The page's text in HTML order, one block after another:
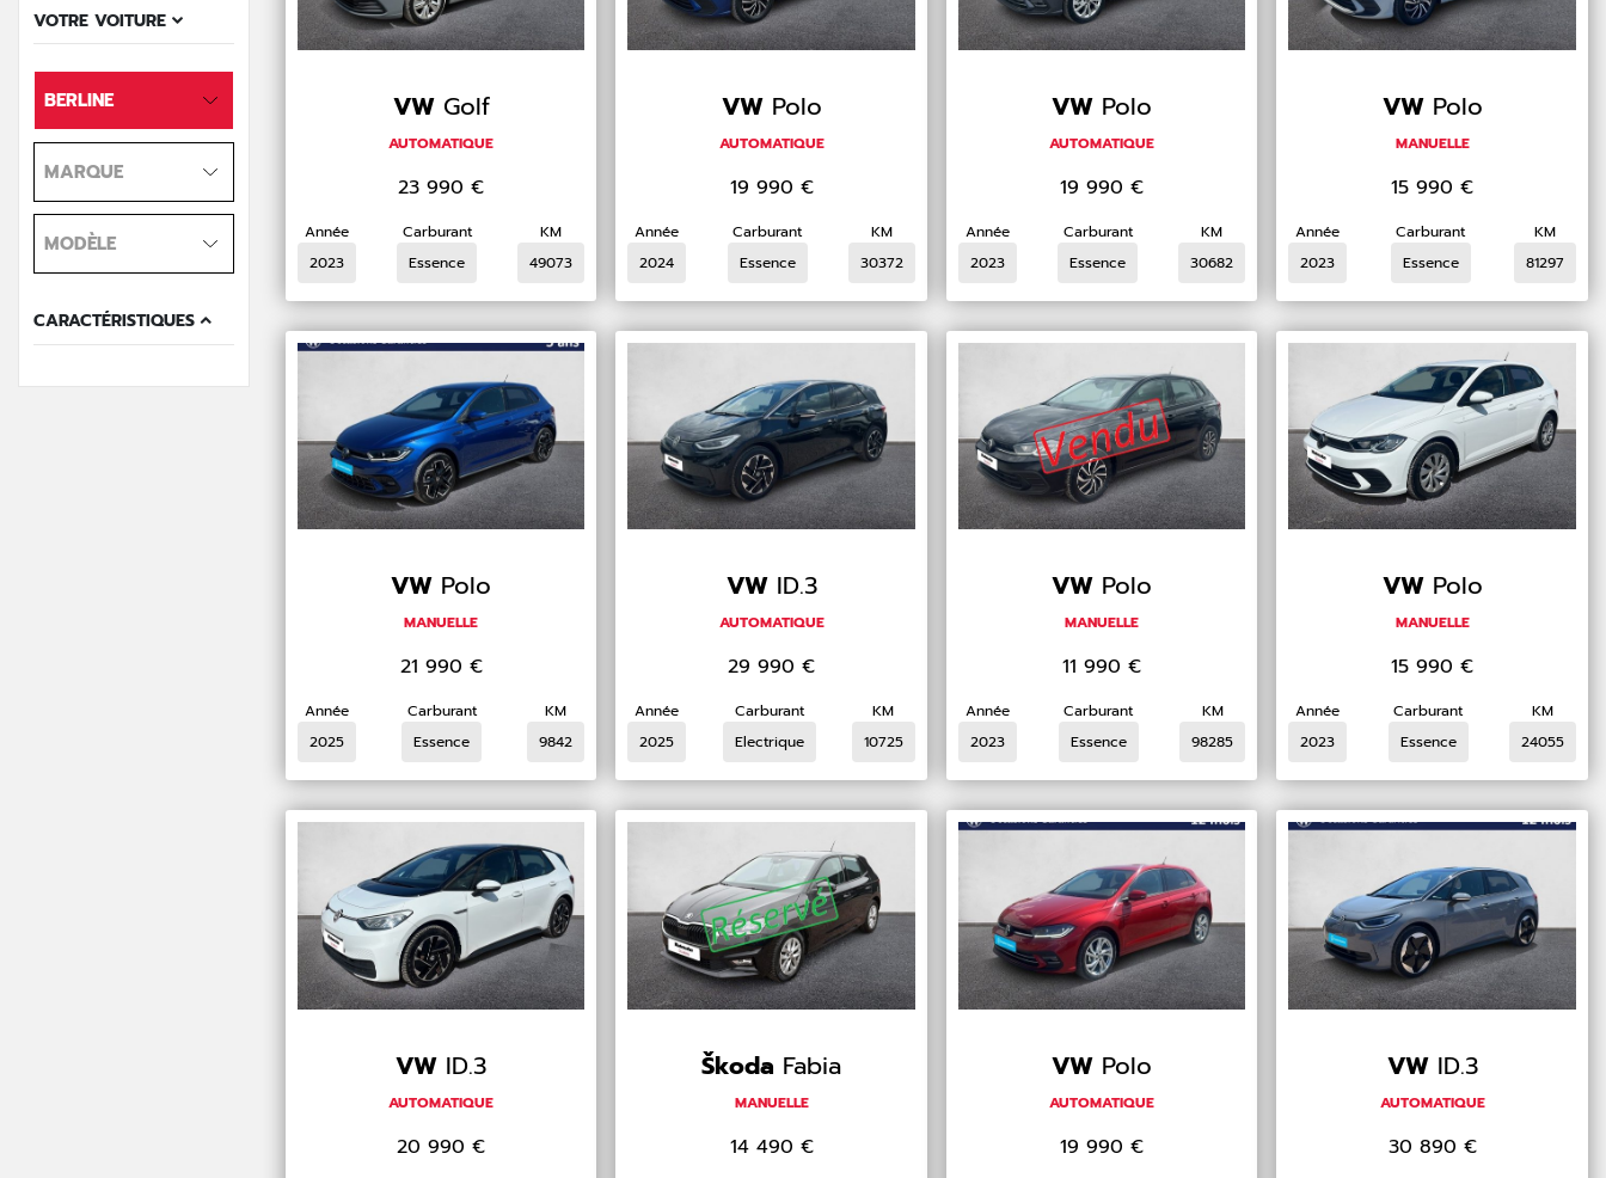
VOTRE VOITURE
BERLINE
MARQUE
MODÈLE
CARACTÉRISTIQUES
VW Golf
AUTOMATIQUE
23 990 €
Année
2023
Carburant
Essence
KM
49073
VW Polo
AUTOMATIQUE
19 990 €
Année
2024
Carburant
Essence
KM
30372
VW Polo
AUTOMATIQUE
19 990 €
Année
2023
Carburant
Essence
KM
30682
VW Polo
MANUELLE
15 990 €
Année
2023
Carburant
Essence
KM
81297
VW Polo
MANUELLE
21 990 €
Année
2025
Carburant
Essence
KM
9842
VW ID.3
AUTOMATIQUE
29 990 €
Année
2025
Carburant
Electrique
KM
10725
VW Polo
MANUELLE
11 990 €
Année
2023
Carburant
Essence
KM
98285
VW Polo
MANUELLE
15 990 €
Année
2023
Carburant
Essence
KM
24055
VW ID.3
AUTOMATIQUE
20 990 €
Škoda Fabia
MANUELLE
14 490 €
VW Polo
AUTOMATIQUE
19 990 €
VW ID.3
AUTOMATIQUE
30 890 €